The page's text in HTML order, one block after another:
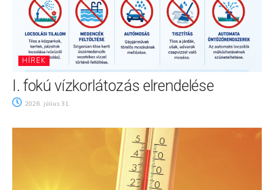
HÍREK
I. fokú vízkorlátozás elrendelése
2026. július 31.